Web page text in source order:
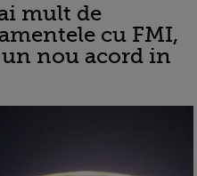
mult de
cu FMI,
nou acord in